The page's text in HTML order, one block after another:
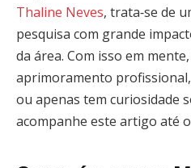
Thaline Neves, trata‑se de
pesquisa com grande
da área. Com isso em
aprimoramento
ou apenas tem curiosidade
acompanhe este artigo até